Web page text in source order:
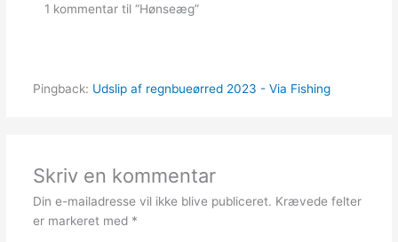
1 kommentar til “Hønseæg”
Pingback: Udslip af regnbueørred 2023 - Via Fishing
Skriv en kommentar
Din e-mailadresse vil ikke blive publiceret. Krævede felter
er markeret med *